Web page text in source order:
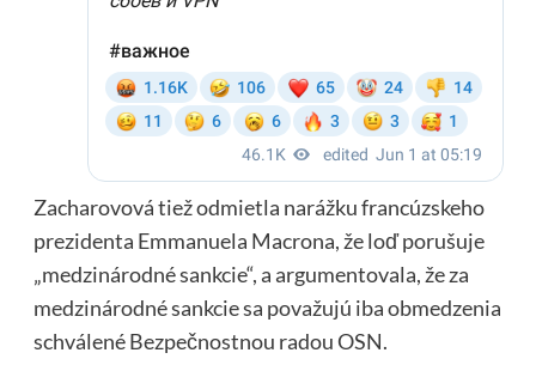
Zacharovová tiež odmietla narážku francúzskeho
prezidenta Emmanuela Macrona, že loď porušuje
„medzinárodné sankcie“, a argumentovala, že za
medzinárodné sankcie sa považujú iba obmedzenia
schválené Bezpečnostnou radou OSN.